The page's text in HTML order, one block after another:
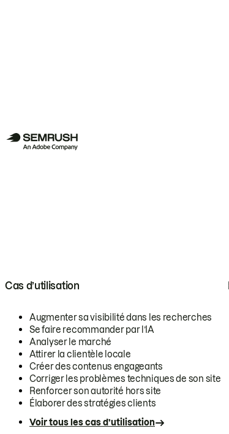
Cas d’utilisation
Augmenter sa visibilité dans les recherches
Se faire recommander par l’IA
Analyser le marché
Attirer la clientèle locale
Créer des contenus engageants
Corriger les problèmes techniques de son site
Renforcer son autorité hors site
Élaborer des stratégies clients
Voir tous les cas d’utilisation